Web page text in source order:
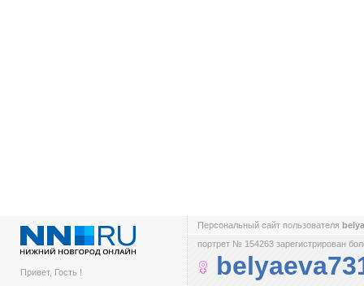
Привет, Гость !
Персональный сайт пользователя
портрет № 154263 зарегистрирован